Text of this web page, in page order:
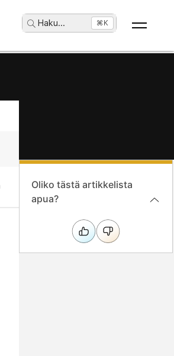
Haku... ⌘K
Oliko tästä artikkelista
apua?